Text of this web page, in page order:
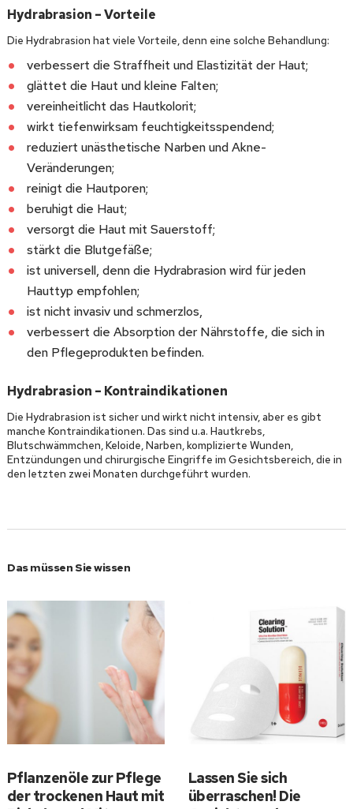
Hydrabrasion – Vorteile
Die Hydrabrasion hat viele Vorteile, denn eine solche Behandlung:
verbessert die Straffheit und Elastizität der Haut;
glättet die Haut und kleine Falten;
vereinheitlicht das Hautkolorit;
wirkt tiefenwirksam feuchtigkeitsspendend;
reduziert unästhetische Narben und Akne-
Veränderungen;
reinigt die Hautporen;
beruhigt die Haut;
versorgt die Haut mit Sauerstoff;
stärkt die Blutgefäße;
ist universell, denn die Hydrabrasion wird für jeden
Hauttyp empfohlen;
ist nicht invasiv und schmerzlos,
verbessert die Absorption der Nährstoffe, die sich in
den Pflegeprodukten befinden.
Hydrabrasion – Kontraindikationen
Die Hydrabrasion ist sicher und wirkt nicht intensiv, aber es gibt
manche Kontraindikationen. Das sind u.a. Hautkrebs,
Blutschwämmchen, Keloide, Narben, komplizierte Wunden,
Entzündungen und chirurgische Eingriffe im Gesichtsbereich, die in
den letzten zwei Monaten durchgeführt wurden.
Das müssen Sie wissen
Pflanzenöle zur Pflege
der trockenen Haut mit
Lassen Sie sich
überraschen! Die